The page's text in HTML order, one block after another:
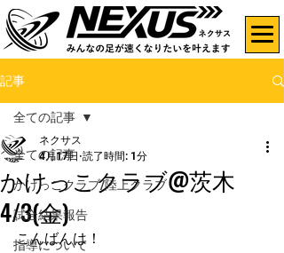
記事
全ての記事
かけっこクラブ/陸上クラブ
試合結果報告
指導について
全ての記事
かけっこクラブ@茨木
4/3(金)
ネクサス
4月17日 読了時間: 1分
こんばんは！